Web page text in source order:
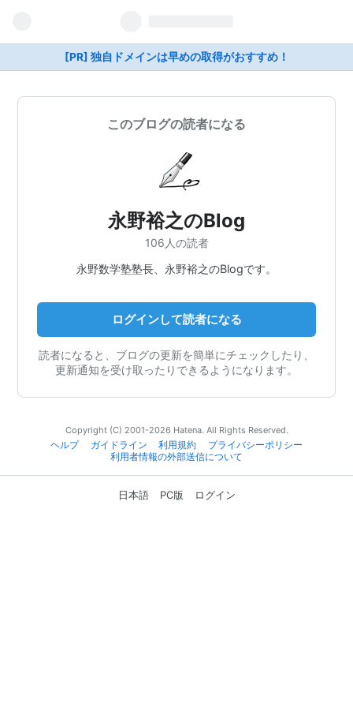
[PR] 独自ドメインは早めの取得がおすすめ！
このブログの読者になる
永野裕之のBlog
106人の読者
永野数学塾塾長、永野裕之のBlogです。
ログインして読者になる
読者になると、ブログの更新を簡単にチェックしたり、
更新通知を受け取ったりできるようになります。
Copyright (C) 2001-2026 Hatena. All Rights Reserved.
ヘルプ
ガイドライン 利用規約
プライバシーポリシー
利用者情報の外部送信について
日本語 PC版 ログイン